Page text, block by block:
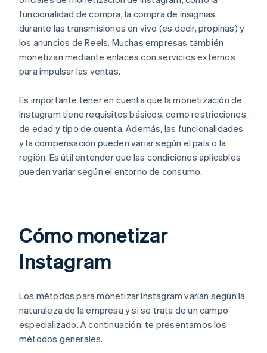
funcionalidad de compra, la compra de insignias
durante las transmisiones en vivo (es decir, propinas) y
los anuncios de Reels. Muchas empresas también
monetizan mediante enlaces con servicios externos
para impulsar las ventas.
Es importante tener en cuenta que la monetización de
Instagram tiene requisitos básicos, como restricciones
de edad y tipo de cuenta. Además, las funcionalidades
y la compensación pueden variar según el país o la
región. Es útil entender que las condiciones aplicables
pueden variar según el entorno de consumo.
Cómo monetizar
Instagram
Los métodos para monetizar Instagram varían según la
naturaleza de la empresa y si se trata de un campo
especializado. A continuación, te presentamos los
métodos generales.